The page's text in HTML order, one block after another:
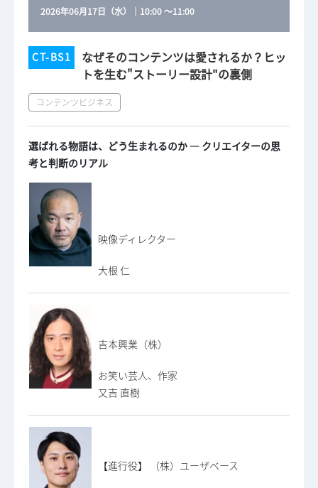
2026年06月17日（水） ｜ 10:00～11:00
CT-BS1
なぜそのコンテンツは愛されるか？ヒッ
トを生む"ストーリー設計"の裏側
コンテンツビジネス
選ばれる物語は、どう生まれるのか ― クリエイターの思
考と判断のリアル
映像ディレクター
大根 仁
吉本興業（株）
お笑い芸人、作家
又吉 直樹
【進行役】 （株）ユーザベース